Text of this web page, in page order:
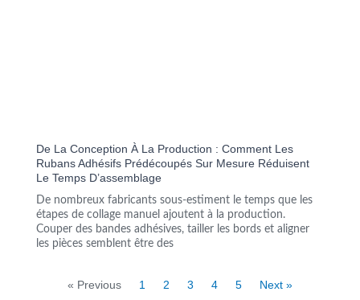
De La Conception À La Production : Comment Les
Rubans Adhésifs Prédécoupés Sur Mesure Réduisent
Le Temps D’assemblage
De nombreux fabricants sous-estiment le temps que les
étapes de collage manuel ajoutent à la production.
Couper des bandes adhésives, tailler les bords et aligner
les pièces semblent être des
« Previous 1 2 3 4 5 Next »